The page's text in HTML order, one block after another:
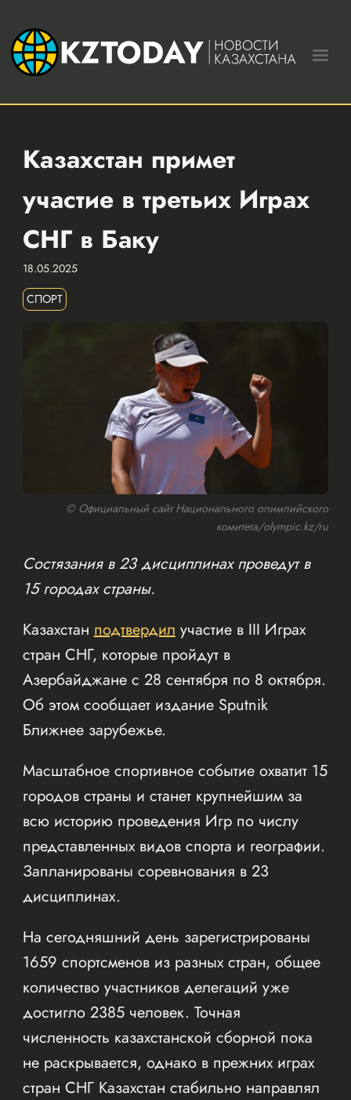
Казахстан примет
участие в третьих Играх
СНГ в Баку
18.05.2025
СПОРТ
© Официальный сайт Национального олимпийского
комитета/olympic.kz/ru
Состязания в 23 дисциплинах проведут в
15 городах страны.
Казахстанподтвердилучастие в III Играх
стран СНГ, которые пройдут в
Азербайджане с 28 сентября по 8 октября.
Об этом сообщает издание Sputnik
Ближнее зарубежье.
Масштабное спортивное событие охватит 15
городов страны и станет крупнейшим за
всю историю проведения Игр по числу
представленных видов спорта и географии.
Запланированы соревнования в 23
дисциплинах.
На сегодняшний день зарегистрированы
1659 спортсменов из разных стран, общее
количество участников делегаций уже
достигло 2385 человек. Точная
численность казахстанской сборной пока
не раскрывается, однако в прежних играх
стран СНГ Казахстан стабильно направлял